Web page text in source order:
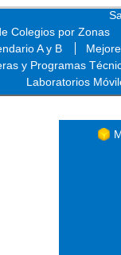
Colegios por Zonas
A y B
y Programas
Laboratorios